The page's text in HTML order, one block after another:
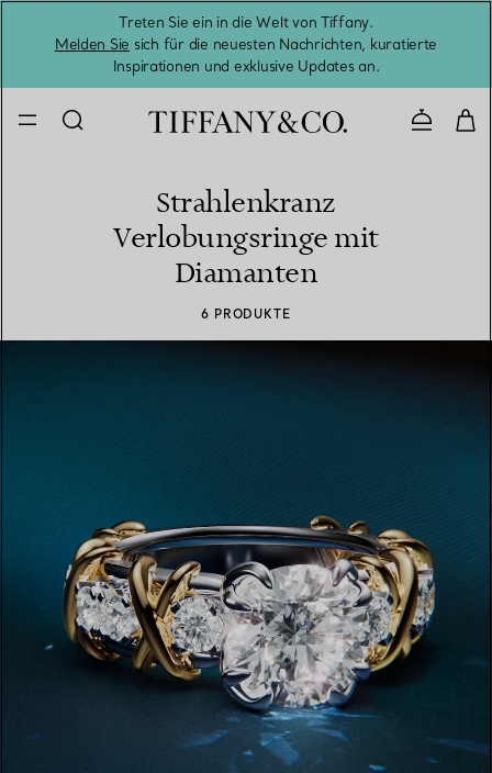
Treten Sie ein in die Welt von Tiffany.
Melden Sie sich für die neuesten Nachrichten, kuratierte
Inspirationen und exklusive Updates an.
Strahlenkranz
Verlobungsringe mit
Diamanten
6 PRODUKTE